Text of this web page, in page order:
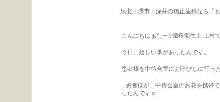
泉北・堺市・深井の矯正歯科なら「
こんにちはぁ^_−☆歯科衛生士 上村
今日、嬉しい事があったんです。
患者様を中待合室にお呼びしに行っ
...患者様が、中待合室のお花を携帯
ったんです♫